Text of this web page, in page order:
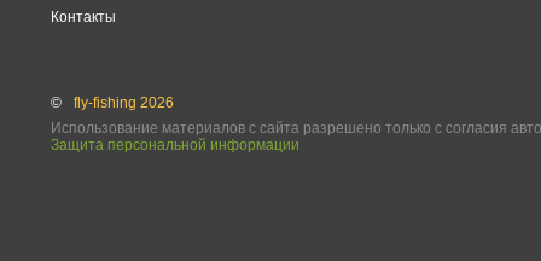
Контакты
©
fly-fishing 2026
Использование материалов с сайта разрешено только с согласия
Защита персональной информации